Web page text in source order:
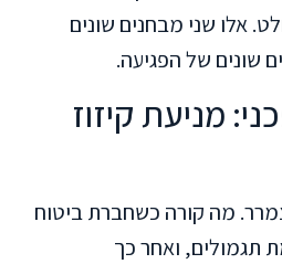
אלו שני מבחנים שונים
שונים של הפגיעה.
מניעת קיזוז
מה קורה כשחברת ביטוח
תגמולים, ואחר כך